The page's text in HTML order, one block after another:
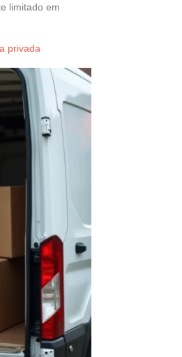
limitado em
privada